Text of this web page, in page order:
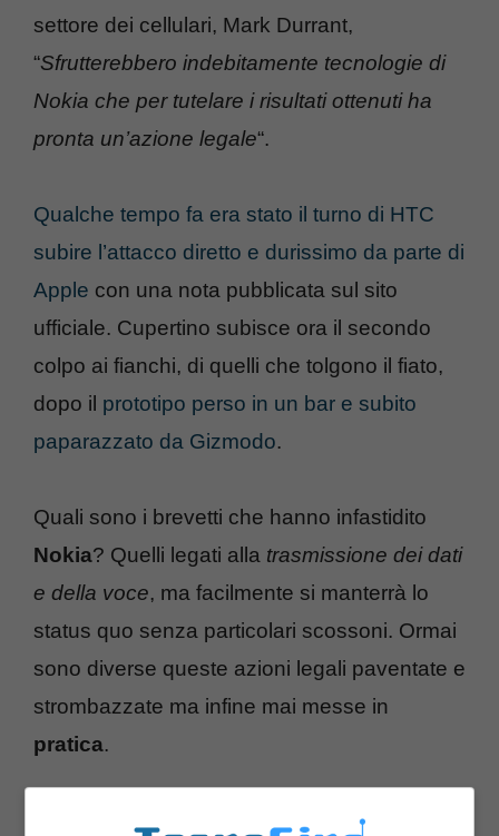
settore dei cellulari, Mark Durrant,
“Sfrutterebbero indebitamente tecnologie di
Nokia che per tutelare i risultati ottenuti ha
pronta un’azione legale“.
Qualche tempo fa era stato il turno di HTC
subire l’attacco diretto e durissimo da parte di
Apple con una nota pubblicata sul sito
ufficiale. Cupertino subisce ora il secondo
colpo ai fianchi, di quelli che tolgono il fiato,
dopo il prototipo perso in un bar e subito
paparazzato da Gizmodo.
Quali sono i brevetti che hanno infastidito
Nokia? Quelli legati alla trasmissione dei dati
e della voce, ma facilmente si manterrà lo
status quo senza particolari scossoni. Ormai
sono diverse queste azioni legali paventate e
strombazzate ma infine mai messe in
pratica.